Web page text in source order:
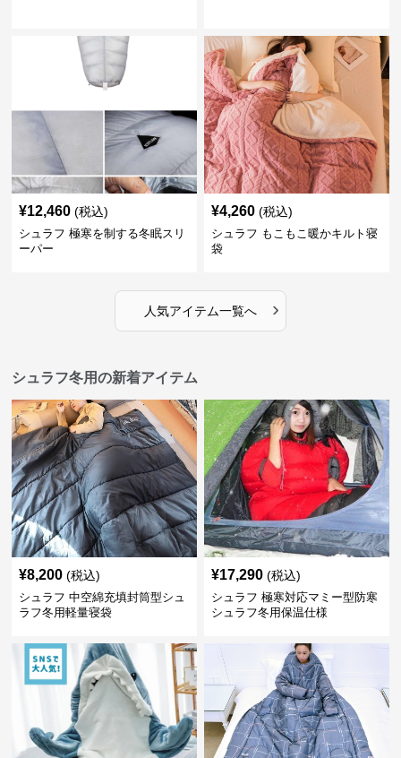
¥12,460 (税込)
シュラフ 極寒を制する冬眠スリ
ーパー
¥4,260 (税込)
シュラフ もこもこ暖かキルト寝
袋
人気アイテム一覧へ ›
シュラフ冬用の新着アイテム
¥8,200 (税込)
シュラフ 中空綿充填封筒型シュ
ラフ冬用軽量寝袋
¥17,290 (税込)
シュラフ 極寒対応マミー型防寒
シュラフ冬用保温仕様